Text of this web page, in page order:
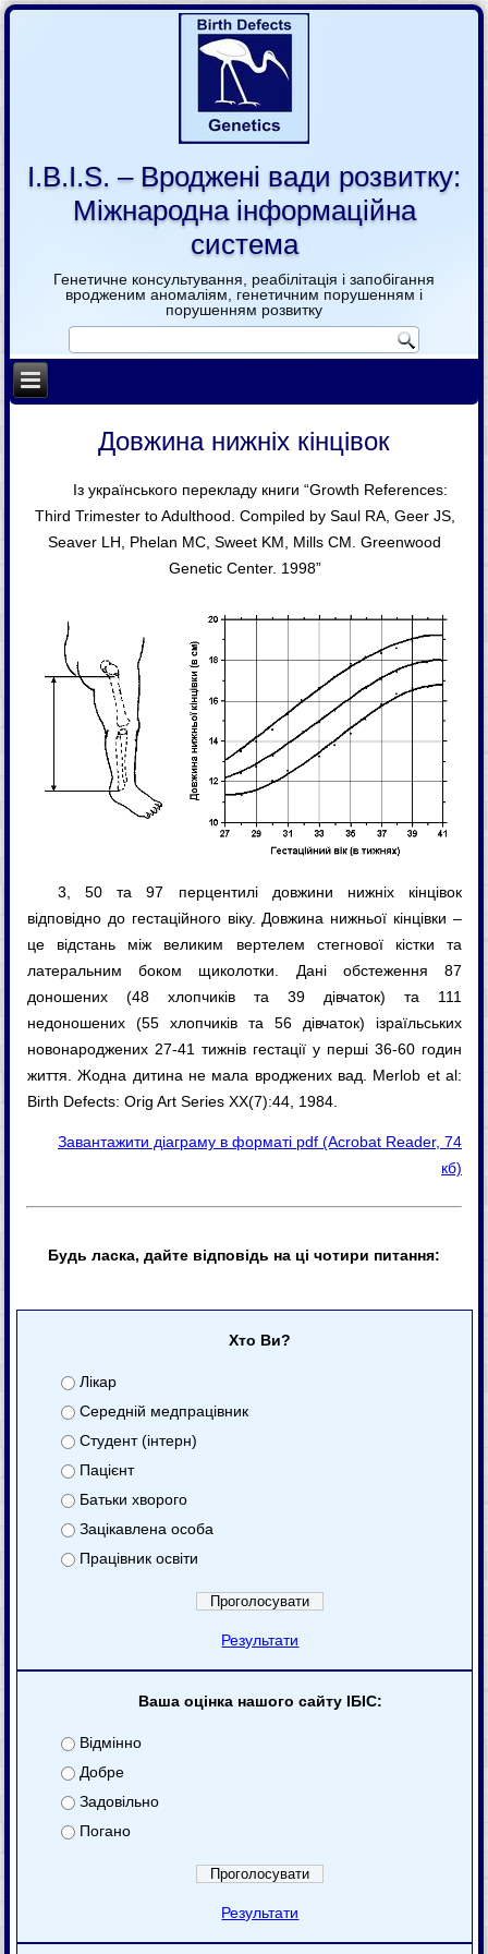
I.B.I.S. – Вроджені вади розвитку:
Міжнародна інформаційна
система
Генетичне консультування, реабілітація і запобігання
вродженим аномаліям, генетичним порушенням і
порушенням розвитку
Довжина нижніх кінцівок
Із українського перекладу книги “Growth References:
Third Trimester to Adulthood. Compiled by Saul RA, Geer JS,
Seaver LH, Phelan MC, Sweet KM, Mills CM. Greenwood
Genetic Center. 1998”
3, 50 та 97 перцентилі довжини нижніх кінцівок
відповідно до гестаційного віку. Довжина нижньої кінцівки –
це відстань між великим вертелем стегнової кістки та
латеральним боком щиколотки. Дані обстеження 87
доношених (48 хлопчиків та 39 дівчаток) та 111
недоношених (55 хлопчиків та 56 дівчаток) ізраїльських
новонароджених 27-41 тижнів гестації у перші 36-60 годин
життя. Жодна дитина не мала вроджених вад. Merlob et al:
Birth Defects: Orig Art Series XX(7):44, 1984.
Завантажити діаграму в форматі pdf (Acrobat Reader, 74
кб)
Будь ласка, дайте відповідь на ці чотири питання:
Хто Ви?
Лікар
Середній медпрацівник
Студент (інтерн)
Пацієнт
Батьки хворого
Зацікавлена особа
Працівник освіти
Результати
Ваша оцінка нашого сайту ІБІС:
Відмінно
Добре
Задовільно
Погано
Результати